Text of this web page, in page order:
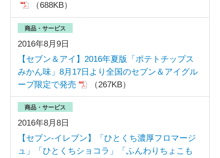
（688KB）
2016年8月9日
商品・サービス
【セブン＆アイ】2016年夏版「ポテトチップス
みかん味」8月17日より全国のセブン＆アイグル
ープ限定で発売
（267KB）
2016年8月8日
商品・サービス
【セブン‐イレブン】「ひとくち濃厚フロマージ
ュ」「ひとくちショコラ」「ふんわりちょこも